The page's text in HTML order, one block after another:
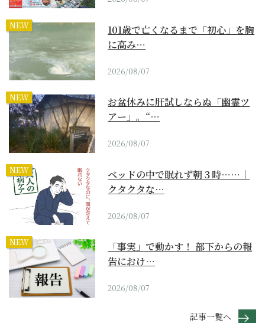
NEW
101歳で亡くなるまで「初心」を胸
に高み…
2026/08/07
NEW
お盆休みに肝試しならぬ「幽霊ツ
アー」。“…
2026/08/07
NEW
ベッドの中で眠れず朝３時……｜
クタクタな…
2026/08/07
NEW
「事実」で動かす！ 部下からの報
告におけ…
2026/08/07
記事一覧へ